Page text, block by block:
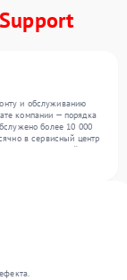
и обслуживанию
компании — порядка
более 10 000
в сервисный центр
поломки любой
отлаженным